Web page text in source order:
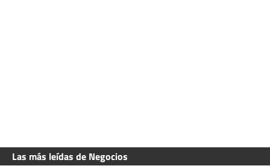
Las más leídas de Negocios